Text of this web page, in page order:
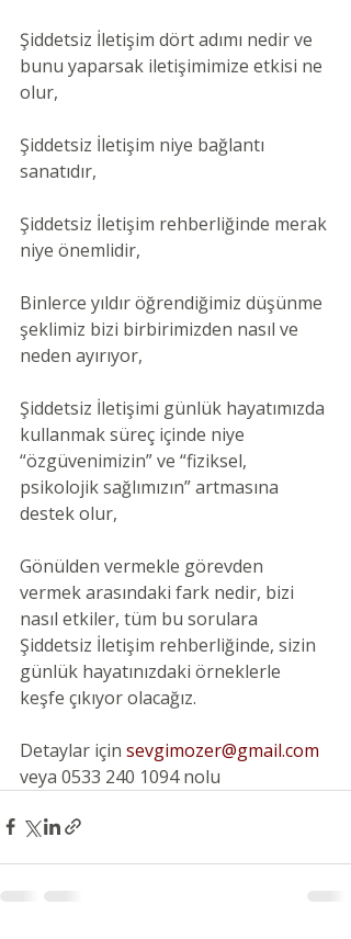
Şiddetsiz İletişim dört adımı nedir ve
bunu yaparsak iletişimimize etkisi ne
olur,
Şiddetsiz İletişim niye bağlantı
sanatıdır,
Şiddetsiz İletişim rehberliğinde merak
niye önemlidir,
Binlerce yıldır öğrendiğimiz düşünme
şeklimiz bizi birbirimizden nasıl ve
neden ayırıyor,
Şiddetsiz İletişimi günlük hayatımızda
kullanmak süreç içinde niye
“özgüvenimizin” ve “fiziksel,
psikolojik sağlımızın” artmasına
destek olur,
Gönülden vermekle görevden
vermek arasındaki fark nedir, bizi
nasıl etkiler, tüm bu sorulara
Şiddetsiz İletişim rehberliğinde, sizin
günlük hayatınızdaki örneklerle
keşfe çıkıyor olacağız.
Detaylar için sevgimozer@gmail.com
veya 0533 240 1094 nolu